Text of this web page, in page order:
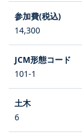
14,300
101-1
6